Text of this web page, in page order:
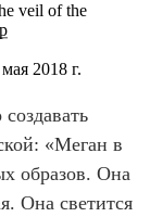
veil of the
2018 г.
«Меган в
образов. Она
Она светится